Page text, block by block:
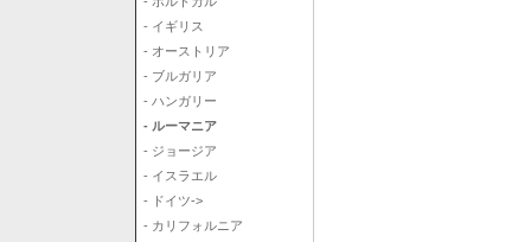
- イギリス
- オーストリア
- ブルガリア
- ハンガリー
- ルーマニア
- ジョージア
- イスラエル
- ドイツ->
- カリフォルニア